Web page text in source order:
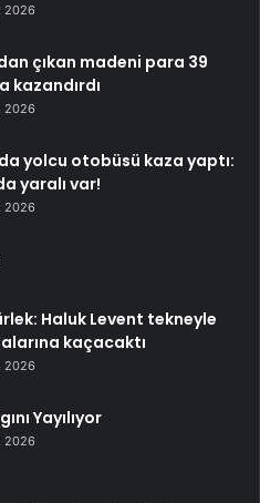
2026
çıkan madeni para 39
kazandırdı
2026
yolcu otobüsü kaza yaptı:
yaralı var!
2026
Haluk Levent tekneyle
kaçacaktı
2026
Yayılıyor
2026